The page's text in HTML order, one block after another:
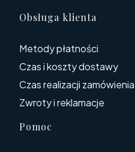
Obsługa klienta
Metody płatności
Czas i koszty dostawy
Czas realizacji zamówienia
Zwroty i reklamacje
Pomoc